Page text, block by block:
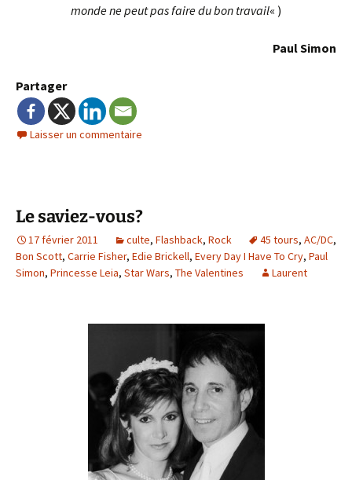
monde ne peut pas faire du bon travail« )
Paul Simon
Partager
Laisser un commentaire
Le saviez-vous?
17 février 2011 culte, Flashback, Rock 45 tours, AC/DC,
Bon Scott, Carrie Fisher, Edie Brickell, Every Day I Have To Cry, Paul
Simon, Princesse Leia, Star Wars, The Valentines Laurent